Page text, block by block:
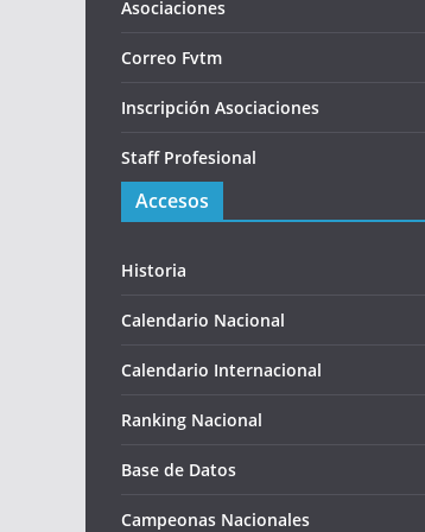
Asociaciones
Correo Fvtm
Inscripción Asociaciones
Staff Profesional
Accesos
Historia
Calendario Nacional
Calendario Internacional
Ranking Nacional
Base de Datos
Campeonas Nacionales